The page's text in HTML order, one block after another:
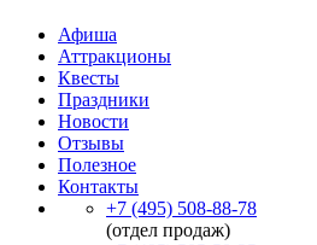
Афиша
Аттракционы
Квесты
Праздники
Новости
Отзывы
Полезное
Контакты
+7 (495) 508-88-78
(отдел продаж)